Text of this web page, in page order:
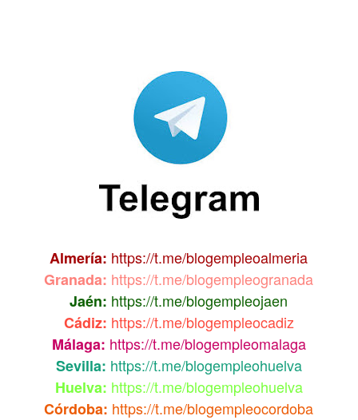
Almería: https://t.me/blogempleoalmeria
Granada: https://t.me/blogempleogranada
Jaén: https://t.me/blogempleojaen
Cádiz: https://t.me/blogempleocadiz
Málaga: https://t.me/blogempleomalaga
Sevilla: https://t.me/blogempleohuelva
Huelva: https://t.me/blogempleohuelva
Córdoba: https://t.me/blogempleocordoba